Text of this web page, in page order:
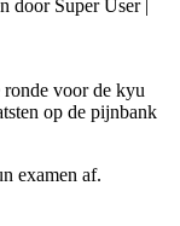
door Super User|
voor de kyu
op de pijnbank
examen af.